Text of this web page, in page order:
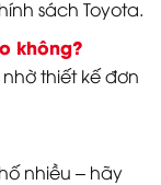
sách Toyota.
không?
thiết kế đơn
nhiều – hãy